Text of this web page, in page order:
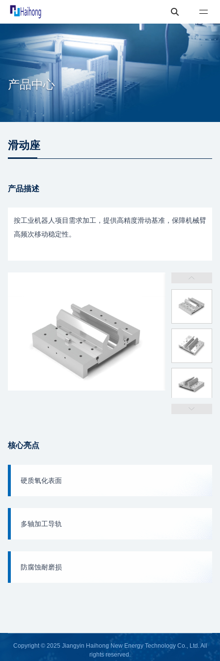
产品中心
滑动座
产品描述
按工业机器人项目需求加工，提供高精度滑动基准，保障机械臂
高频次移动稳定性。
核心亮点
硬质氧化表面
多轴加工导轨
防腐蚀耐磨损
Copyright © 2025 Jiangyin Haihong New Energy Technology Co., Ltd. All
rights reserved.